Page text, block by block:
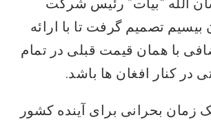
بیسیم تصمیم گرفت تا با ارائه
با همان قیمت قبلی در تمام
در کنار افغان ها باشد.
زمان بحرانی برای آینده کشور